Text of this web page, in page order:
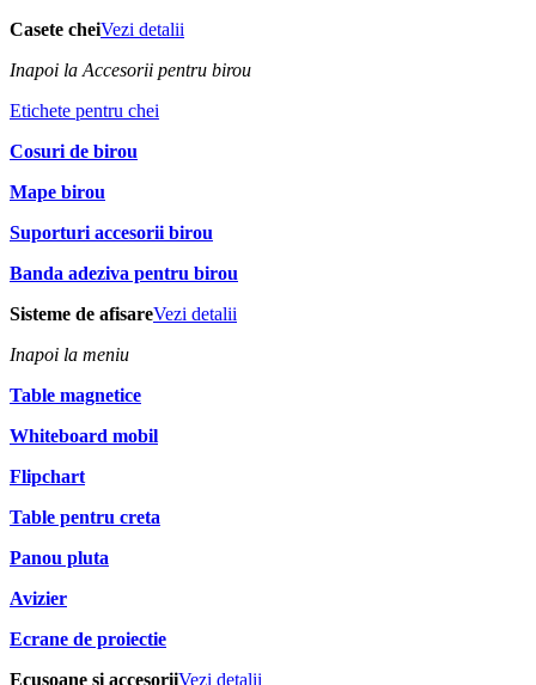
Casete cheiVezi detalii
Inapoi la Accesorii pentru birou
Etichete pentru chei
Cosuri de birou
Mape birou
Suporturi accesorii birou
Banda adeziva pentru birou
Sisteme de afisareVezi detalii
Inapoi la meniu
Table magnetice
Whiteboard mobil
Flipchart
Table pentru creta
Panou pluta
Avizier
Ecrane de proiectie
Ecusoane si accesoriiVezi detalii